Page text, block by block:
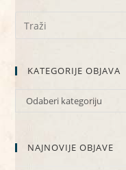
KATEGORIJE OBJAVA
KATEGORIJE
Odaberi kategoriju
NAJNOVIJE OBJAVE